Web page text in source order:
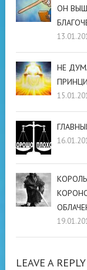
ОН
НЕ
LEAVE A REPLY